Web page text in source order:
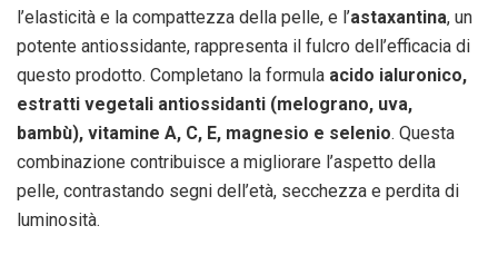
l’elasticità e la compattezza della pelle, e l’astaxantina, un
potente antiossidante, rappresenta il fulcro dell’efficacia di
questo prodotto. Completano la formula acido ialuronico,
estratti vegetali antiossidanti (melograno, uva,
bambù), vitamine A, C, E, magnesio e selenio. Questa
combinazione contribuisce a migliorare l’aspetto della
pelle, contrastando segni dell’età, secchezza e perdita di
luminosità.